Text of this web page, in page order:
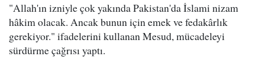
"Allah'ın izniyle çok yakında Pakistan'da İslami nizam
hâkim olacak. Ancak bunun için emek ve fedakârlık
gerekiyor." ifadelerini kullanan Mesud, mücadeleyi
sürdürme çağrısı yaptı.